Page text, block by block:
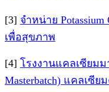
[3] จำหน่าย
เพื่อสุขภาพ
[4] โรงงานแคลเซียม
Masterbatch) แคลเซีย